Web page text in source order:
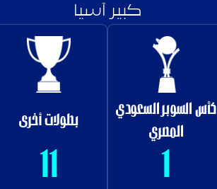
كبير آسيا
كأس السوبر السعودي
المصري
1
بطولات أخرى
11